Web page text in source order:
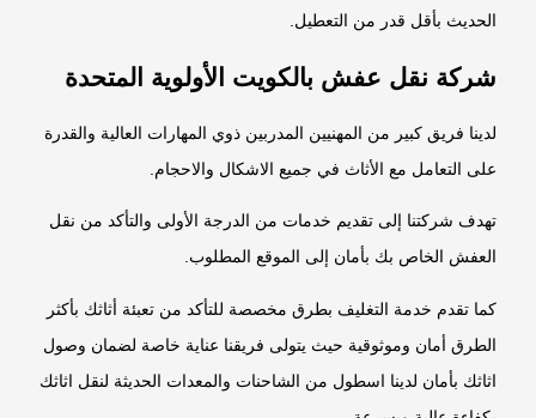
الحديث بأقل قدر من التعطيل.
شركة نقل عفش بالكويت الأولوية المتحدة
لدينا فريق كبير من المهنيين المدربين ذوي المهارات العالية والقدرة
على التعامل مع الأثاث في جميع الاشكال والاحجام.
تهدف شركتنا إلى تقديم خدمات من الدرجة الأولى والتأكد من نقل
العفش الخاص بك بأمان إلى الموقع المطلوب.
كما تقدم خدمة التغليف بطرق مخصصة للتأكد من تعبئة أثاثك بأكثر
الطرق أمان وموثوقية حيث يتولى فريقنا عناية خاصة لضمان وصول
اثاثك بأمان لدينا اسطول من الشاحنات والمعدات الحديثة لنقل اثاثك